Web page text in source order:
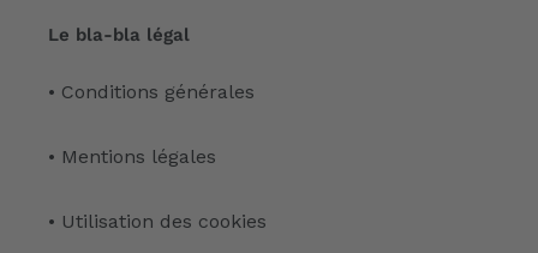
Le bla-bla légal
• Conditions générales
• Mentions légales
• Utilisation des cookies